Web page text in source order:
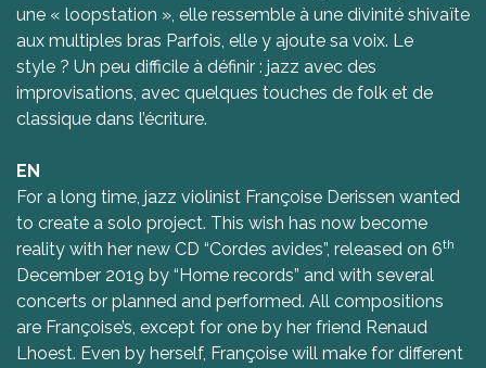
une « loopstation », elle ressemble à une divinité shivaïte
aux multiples bras Parfois, elle y ajoute sa voix. Le
style ? Un peu difficile à définir : jazz avec des
improvisations, avec quelques touches de folk et de
classique dans l’écriture.
EN
For a long time, jazz violinist Françoise Derissen wanted
to create a solo project. This wish has now become
reality with her new CD “Cordes avides”, released on 6th
December 2019 by “Home records” and with several
concerts or planned and performed. All compositions
are Françoise’s, except for one by her friend Renaud
Lhoest. Even by herself, Françoise will make for different